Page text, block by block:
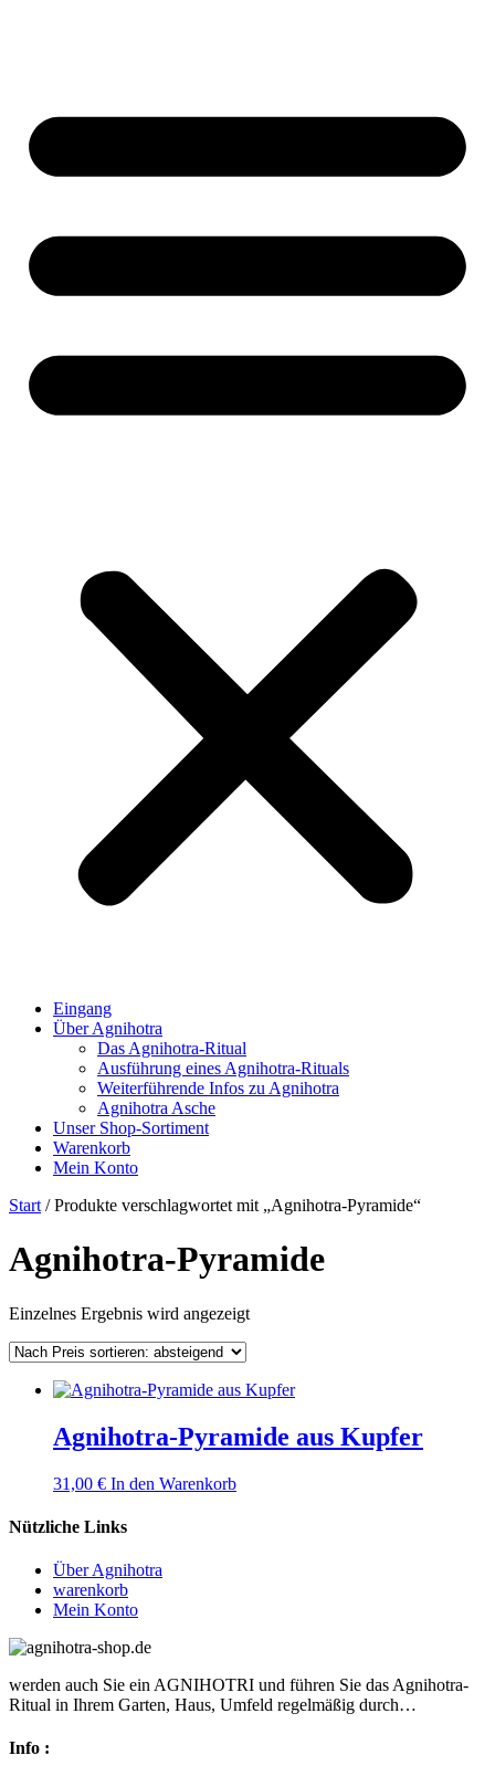
Eingang
Über Agnihotra
Das Agnihotra-Ritual
Ausführung eines Agnihotra-Rituals
Weiterführende Infos zu Agnihotra
Agnihotra Asche
Unser Shop-Sortiment
Warenkorb
Mein Konto
Start / Produkte verschlagwortet mit „Agnihotra-Pyramide“
Agnihotra-Pyramide
Einzelnes Ergebnis wird angezeigt
Agnihotra-Pyramide aus Kupfer
31,00 € In den Warenkorb
Nützliche Links
Über Agnihotra
warenkorb
Mein Konto
werden auch Sie ein AGNIHOTRI und führen Sie das Agnihotra-
Ritual in Ihrem Garten, Haus, Umfeld regelmäßig durch…
Info :